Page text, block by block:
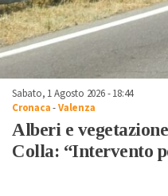
Sabato, 1 Agosto 2026 - 18:44
Cronaca-Valenza
Alberi e
Colla: “Intervento